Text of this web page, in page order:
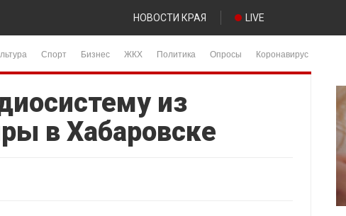
НОВОСТИ КРАЯ LIVE
Спорт Бизнес ЖКХ Политика Опросы Коронавирус
из
в Хабаровске